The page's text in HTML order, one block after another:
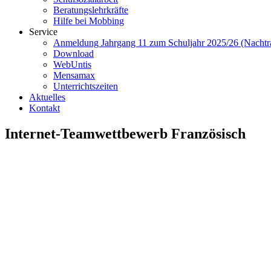
Beratungslehrkräfte
Hilfe bei Mobbing
Service
Anmeldung Jahrgang 11 zum Schuljahr 2025/26
Download
WebUntis
Mensamax
Unterrichtszeiten
Aktuelles
Kontakt
Internet-Teamwettbewerb Französisch